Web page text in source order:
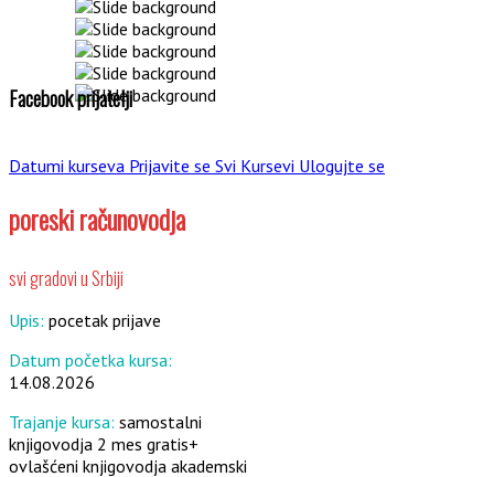
Facebook prijatelji
Datumi kurseva Prijavite se Svi Kursevi Ulogujte se
poreski računovodja
svi gradovi u Srbiji
Upis: pocetak prijave
Datum početka kursa:
14.08.2026
Trajanje kursa: samostalni
knjigovodja 2 mes gratis+
ovlašćeni knjigovodja akademski